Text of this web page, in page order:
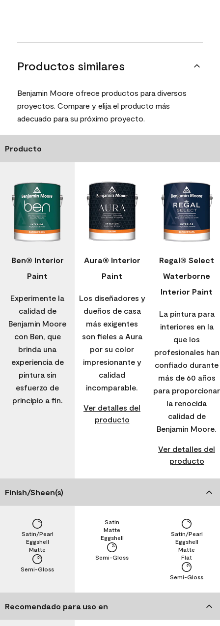
Productos similares
Benjamin Moore ofrece productos para diversos
proyectos. Compare y elija el producto más
adecuado para su próximo proyecto.
Producto
Ben® Interior
Paint
Experimente la
calidad de
Benjamin Moore
con Ben, que
brinda una
experiencia de
pintura sin
esfuerzo de
principio a fin.
Aura® Interior
Paint
Los diseñadores y
dueños de casa
más exigentes
son fieles a Aura
por su color
impresionante y
calidad
incomparable.
Ver detalles del
producto
Regal® Select
Waterborne
Interior Paint
La pintura para
interiores en la
que los
profesionales han
confiado durante
más de 60 años
para proporcionar
la renocida
calidad de
Benjamin Moore.
Ver detalles del
producto
Finish/Sheen(s)
Semi-Gloss
Matte
Eggshell
Satin/Pearl
Semi-Gloss
Eggshell
Matte
Satin
Semi-Gloss
Flat
Matte
Eggshell
Satin/Pearl
Recomendado para uso en